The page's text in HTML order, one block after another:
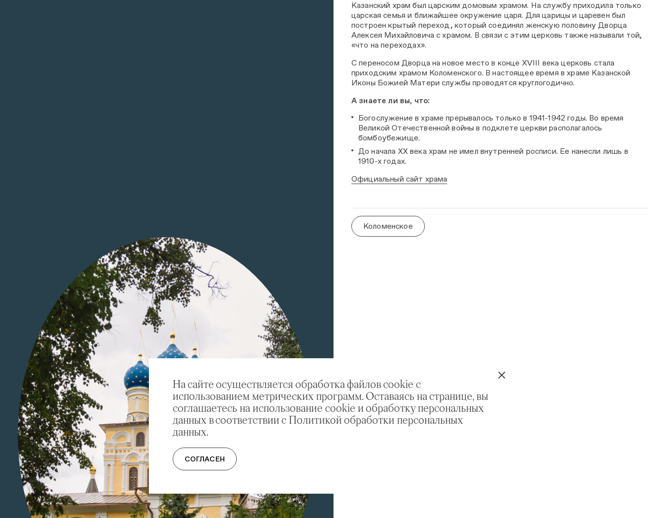
На сайте осуществляется обработка файлов cookie с
использованием метрических программ. Оставаясь на странице, вы
соглашаетесь на использование cookie и обработку персональных
данных в соответствии с Политикой обработки персональных
данных.
СОГЛАСЕН
Казанский храм был царским домовым храмом. На службу приходила только
царская семья и ближайшее окружение царя. Для царицы и царевен был
построен крытый переход, который соединял женскую половину Дворца
Алексея Михайловича с храмом. В связи с этим церковь также называли той,
«что на переходах».
С переносом Дворца на новое место в конце XVIII века церковь стала
приходским храмом Коломенского. В настоящее время в храме Казанской
Иконы Божией Матери службы проводятся круглогодично.
А знаете ли вы, что:
Богослужение в храме прерывалось только в 1941-1942 годы. Во время
Великой Отечественной войны в подклете церкви располагалось
бомбоубежище.
До начала XX века храм не имел внутренней росписи. Ее нанесли лишь в
1910-х годах.
Официальный сайт храма
Коломенское